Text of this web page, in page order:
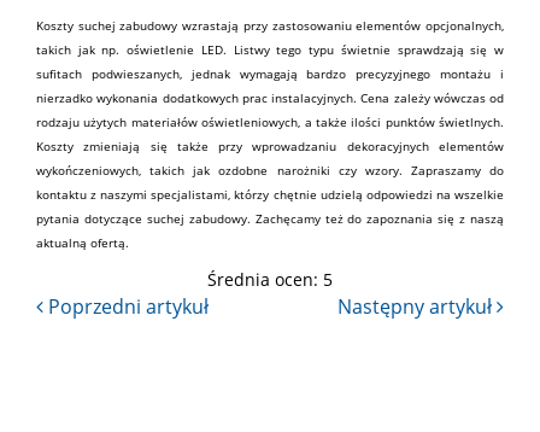
Koszty suchej zabudowy wzrastają przy zastosowaniu elementów opcjonalnych,
takich jak np. oświetlenie LED. Listwy tego typu świetnie sprawdzają się w
sufitach podwieszanych, jednak wymagają bardzo precyzyjnego montażu i
nierzadko wykonania dodatkowych prac instalacyjnych. Cena zależy wówczas od
rodzaju użytych materiałów oświetleniowych, a także ilości punktów świetlnych.
Koszty zmieniają się także przy wprowadzaniu dekoracyjnych elementów
wykończeniowych, takich jak ozdobne narożniki czy wzory. Zapraszamy do
kontaktu z naszymi specjalistami, którzy chętnie udzielą odpowiedzi na wszelkie
pytania dotyczące suchej zabudowy. Zachęcamy też do zapoznania się z naszą
aktualną ofertą.
Średnia ocen: 5